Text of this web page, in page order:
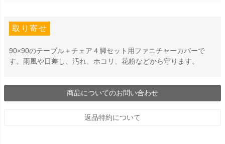
取り寄せ
90×90のテーブル＋チェア４脚セット用ファニチャーカバーで
す。雨風や日差し、汚れ、ホコリ、花粉などから守ります。
商品についてのお問い合わせ
返品特約について